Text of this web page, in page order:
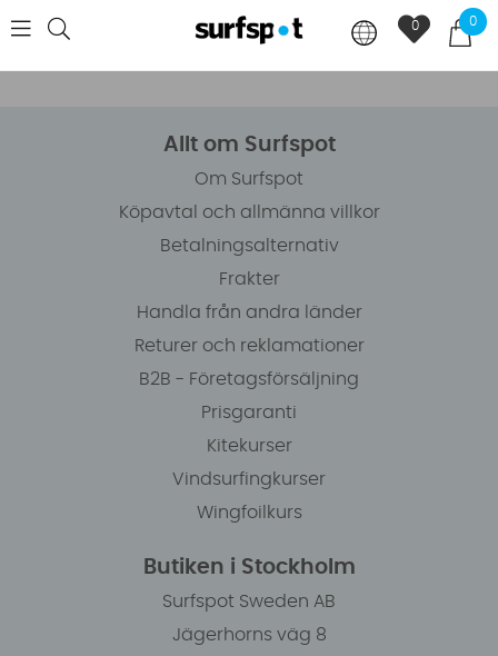
0
0
Allt om Surfspot
Om Surfspot
Köpavtal och allmänna villkor
Betalningsalternativ
Frakter
Handla från andra länder
Returer och reklamationer
B2B - Företagsförsäljning
Prisgaranti
Kitekurser
Vindsurfingkurser
Wingfoilkurs
Butiken i Stockholm
Surfspot Sweden AB
Jägerhorns väg 8